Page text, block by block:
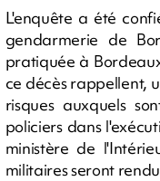
L'enquête a été
gendarmerie de
pratiquée à
ce décès rappellent,
risques auxquels
policiers dans
ministère de
militaires seront